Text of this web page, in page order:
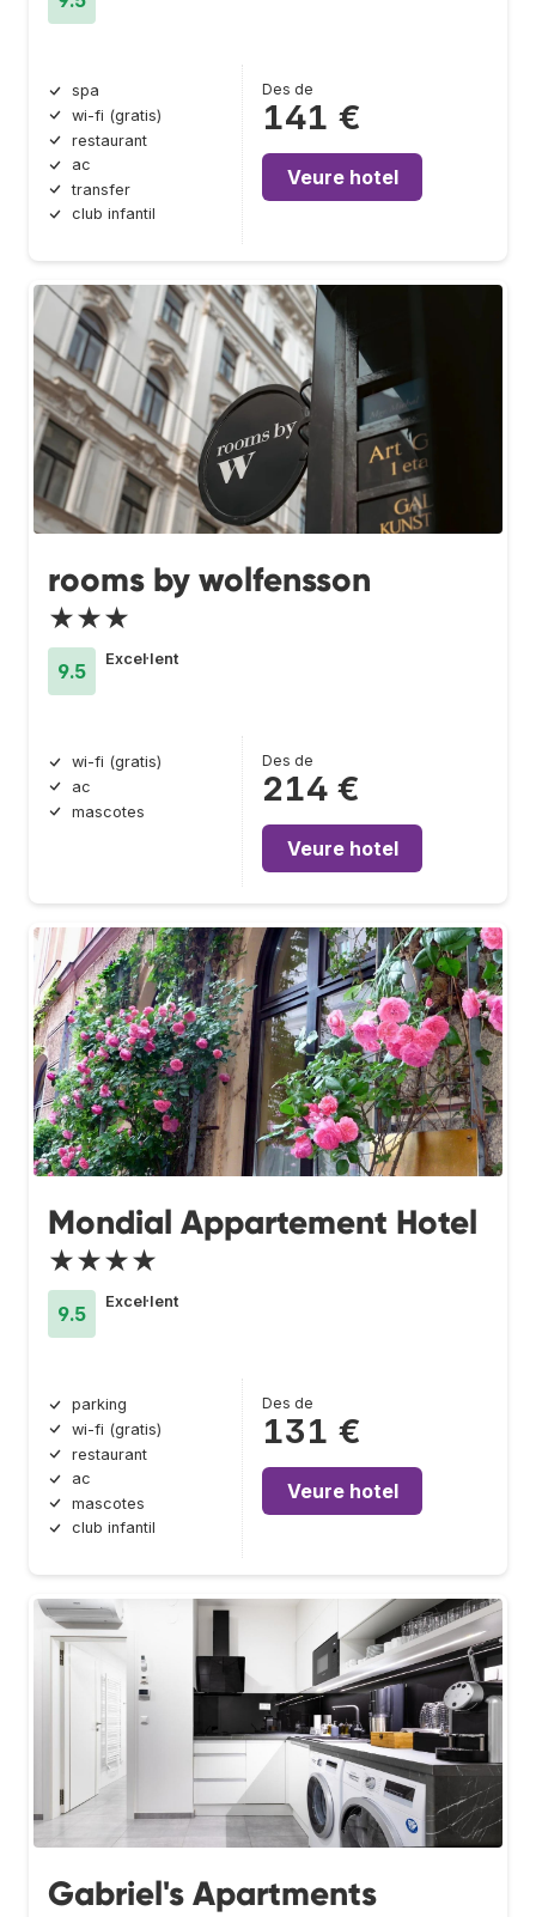
spa
wi-fi (gratis)
restaurant
ac
transfer
club infantil
Des de
141 €
Veure hotel
rooms by wolfensson
★★★
9.5
Excel·lent
wi-fi (gratis)
ac
mascotes
Des de
214 €
Veure hotel
Mondial Appartement Hotel
★★★★
9.5
Excel·lent
parking
wi-fi (gratis)
restaurant
ac
mascotes
club infantil
Des de
131 €
Veure hotel
Gabriel's Apartments